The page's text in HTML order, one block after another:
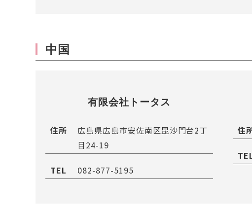
中国
有限会社トータス
住所
広島県広島市安佐南区毘沙門台2丁
目24-19
TEL 082-877-5195
住